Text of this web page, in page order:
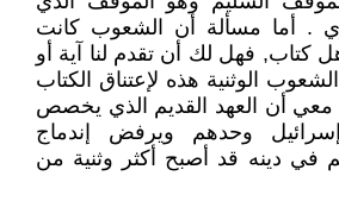
. أما مسألة أن الشعوب كانت
كتاب, فهل لك أن تقدم لنا آية أو
الوثنية هذه لإعتناق الكتاب
معي أن العهد القديم الذي يخصص
وحدهم ويرفض إندماج
في دينه قد أصبح أكثر وثنية من